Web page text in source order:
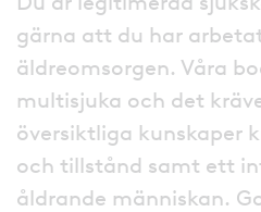
gärna att du har
äldreomsorgen. Våra
multisjuka och det
översiktliga kunskaper
och tillstånd samt ett
åldrande människan.